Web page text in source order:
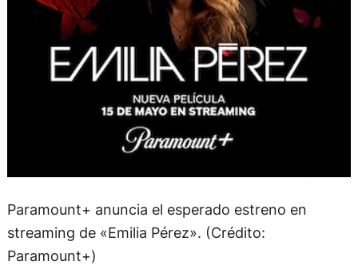
Paramount+ anuncia el esperado estreno en
streaming de «Emilia Pérez». (Crédito:
Paramount+)